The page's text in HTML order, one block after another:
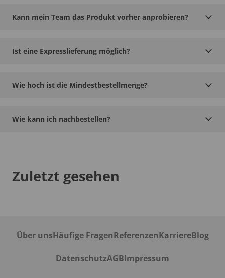
Kann mein Team das Produkt vorher anprobieren?
Ist eine Expresslieferung möglich?
Wie hoch ist die Mindestbestellmenge?
Wie kann ich nachbestellen?
Zuletzt gesehen
Über unsHäufige FragenReferenzenKarriereBlog
DatenschutzAGBImpressum